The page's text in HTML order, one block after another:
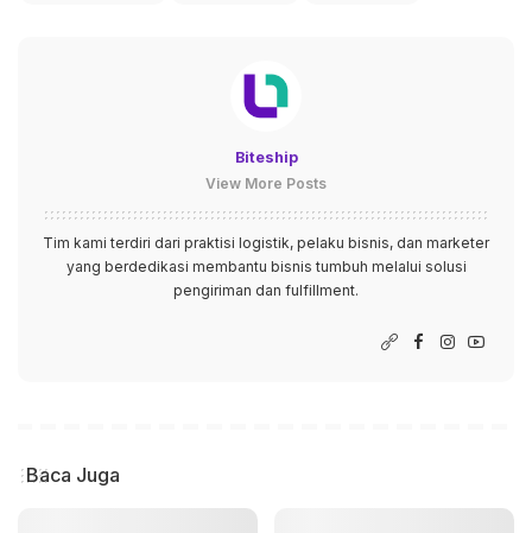
Biteship
View More Posts
Tim kami terdiri dari praktisi logistik, pelaku bisnis, dan marketer
yang berdedikasi membantu bisnis tumbuh melalui solusi
pengiriman dan fulfillment.
Baca Juga